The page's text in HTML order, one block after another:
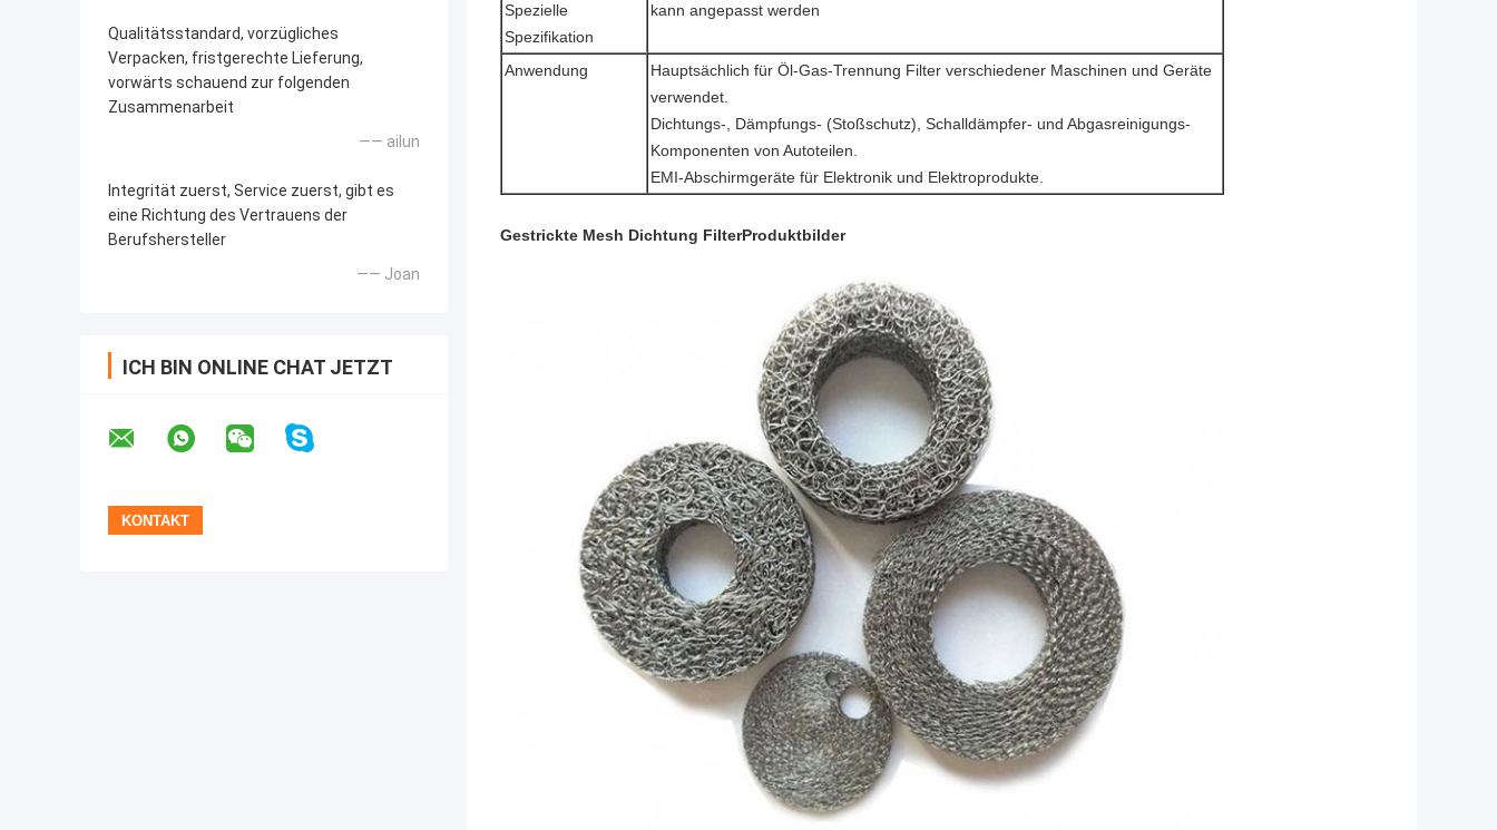
Qualitätsstandard, vorzügliches
Verpacken, fristgerechte Lieferung,
vorwärts schauend zur folgenden
Zusammenarbeit
—— ailun
Integrität zuerst, Service zuerst, gibt es
eine Richtung des Vertrauens der
Berufshersteller
—— Joan
ICH BIN ONLINE CHAT JETZT
Spezielle
Spezifikation
kann angepasst werden
Anwendung
Hauptsächlich für Öl-Gas-Trennung Filter verschiedener Maschinen und Geräte
verwendet.
Dichtungs-, Dämpfungs- (Stoßschutz), Schalldämpfer- und Abgasreinigungs-
Komponenten von Autoteilen.
EMI-Abschirmgeräte für Elektronik und Elektroprodukte.
Gestrickte Mesh Dichtung FilterProduktbilder